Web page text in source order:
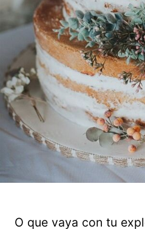
O que vaya con tu